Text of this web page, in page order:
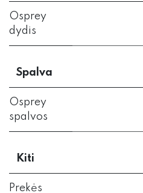
Osprey
dydis
Spalva
Osprey
spalvos
Kiti
Prekės